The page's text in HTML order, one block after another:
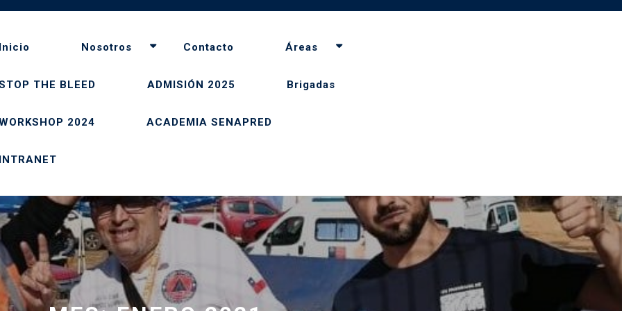
Inicio Nosotros Contacto Áreas
THE BLEED ADMISIÓN 2025 Brigadas
2024 ACADEMIA SENAPRED
INTRANET